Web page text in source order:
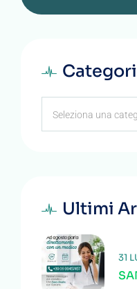
Seleziona una
Ultimi
31